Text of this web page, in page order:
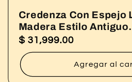
Credenza Con Espejo
Madera Estilo Antiguo.
Precio
habitual
$ 31,999.00
Agregar al